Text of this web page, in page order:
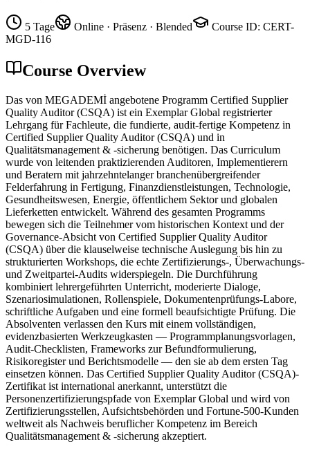
5 Tage Online · Präsenz · Blended Course ID: CERT-
MGD-116
Course Overview
Das von MEGADEMİ angebotene Programm Certified Supplier
Quality Auditor (CSQA) ist ein Exemplar Global registrierter
Lehrgang für Fachleute, die fundierte, audit-fertige Kompetenz in
Certified Supplier Quality Auditor (CSQA) und in
Qualitätsmanagement & -sicherung benötigen. Das Curriculum
wurde von leitenden praktizierenden Auditoren, Implementierern
und Beratern mit jahrzehntelanger branchenübergreifender
Felderfahrung in Fertigung, Finanzdienstleistungen, Technologie,
Gesundheitswesen, Energie, öffentlichem Sektor und globalen
Lieferketten entwickelt. Während des gesamten Programms
bewegen sich die Teilnehmer vom historischen Kontext und der
Governance-Absicht von Certified Supplier Quality Auditor
(CSQA) über die klauselweise technische Auslegung bis hin zu
strukturierten Workshops, die echte Zertifizierungs-, Überwachungs-
und Zweitpartei-Audits widerspiegeln. Die Durchführung
kombiniert lehrergeführten Unterricht, moderierte Dialoge,
Szenariosimulationen, Rollenspiele, Dokumentenprüfungs-Labore,
schriftliche Aufgaben und eine formell beaufsichtigte Prüfung. Die
Absolventen verlassen den Kurs mit einem vollständigen,
evidenzbasierten Werkzeugkasten — Programmplanungsvorlagen,
Audit-Checklisten, Frameworks zur Befundformulierung,
Risikoregister und Berichtsmodelle — den sie ab dem ersten Tag
einsetzen können. Das Certified Supplier Quality Auditor (CSQA)-
Zertifikat ist international anerkannt, unterstützt die
Personenzertifizierungspfade von Exemplar Global und wird von
Zertifizierungsstellen, Aufsichtsbehörden und Fortune-500-Kunden
weltweit als Nachweis beruflicher Kompetenz im Bereich
Qualitätsmanagement & -sicherung akzeptiert.